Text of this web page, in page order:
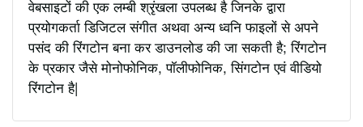
वेबसाइटों की एक लम्बी श्रृंखला उपलब्ध है जिनके द्वारा
प्रयोगकर्ता डिजिटल संगीत अथवा अन्य ध्वनि फाइलों से अपने
पसंद की रिंगटोन बना कर डाउनलोड की जा सकती है; रिंगटोन
के प्रकार जैसे मोनोफोनिक, पॉलीफोनिक, सिंगटोन एवं वीडियो
रिंगटोन है|